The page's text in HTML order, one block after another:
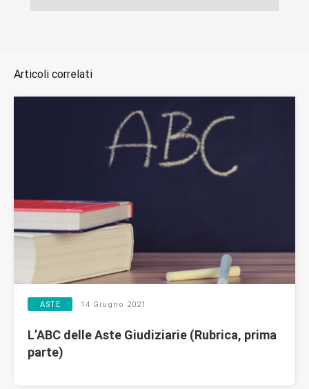
Articoli correlati
ASTE 14 Giugno 2021
L’ABC delle Aste Giudiziarie (Rubrica, prima
parte)